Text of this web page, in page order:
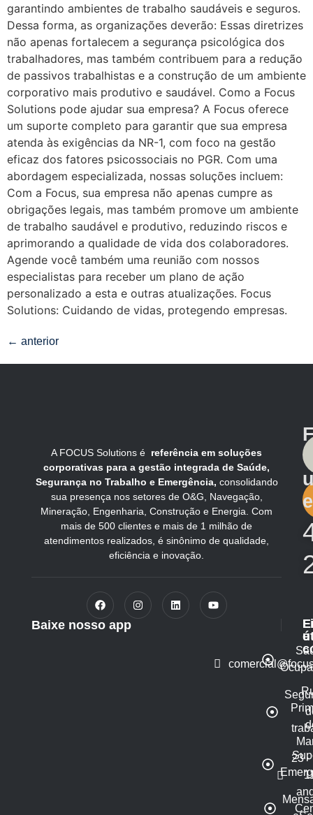
garantindo ambientes de trabalho saudáveis e seguros.
Dessa forma, as organizações deverão: Essas diretrizes
não apenas fortalecem a segurança psicológica dos
trabalhadores, mas também contribuem para a redução
de passivos trabalhistas e a construção de um ambiente
corporativo mais produtivo e saudável. Como a Focus
Solutions pode ajudar sua empresa? A Focus oferece
um suporte completo para garantir que sua empresa
atenda às exigências da NR-1, com foco na gestão
eficaz dos fatores psicossociais no PGR. Com uma
abordagem especializada, nossas soluções incluem:
Com a Focus, sua empresa não apenas cumpre as
obrigações legais, mas também promove um ambiente
de trabalho saudável e produtivo, reduzindo riscos e
aprimorando a qualidade de vida dos colaboradores.
Agende você também uma reunião com nossos
especialistas para receber um plano de ação
personalizado a esta e outras atualizações. Focus
Solutions: Cuidando de vidas, protegendo empresas.
← anterior
A FOCUS Solutions é referência em soluções
corporativas para a gestão integrada de Saúde,
Segurança no Trabalho e Emergência, consolidando
sua presença nos setores de O&G, Navegação,
Mineração, Engenharia, Construção e Energia. Com
mais de 500 clientes e mais de 1 milhão de
atendimentos realizados, é sinônimo de qualidade,
eficiência e inovação.
Baixe nosso app
e
23 -